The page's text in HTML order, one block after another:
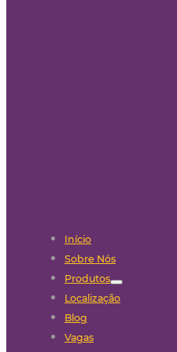
Início
Sobre Nós
Produtos
Localização
Blog
Vagas